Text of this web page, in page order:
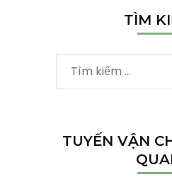
TÌM
Tìm
kiếm
TUYẾN VẬN